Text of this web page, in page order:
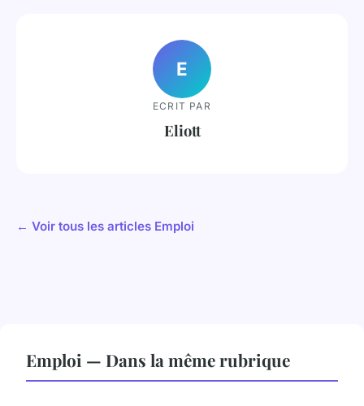
E
ECRIT PAR
Eliott
← Voir tous les articles Emploi
Emploi — Dans la même rubrique